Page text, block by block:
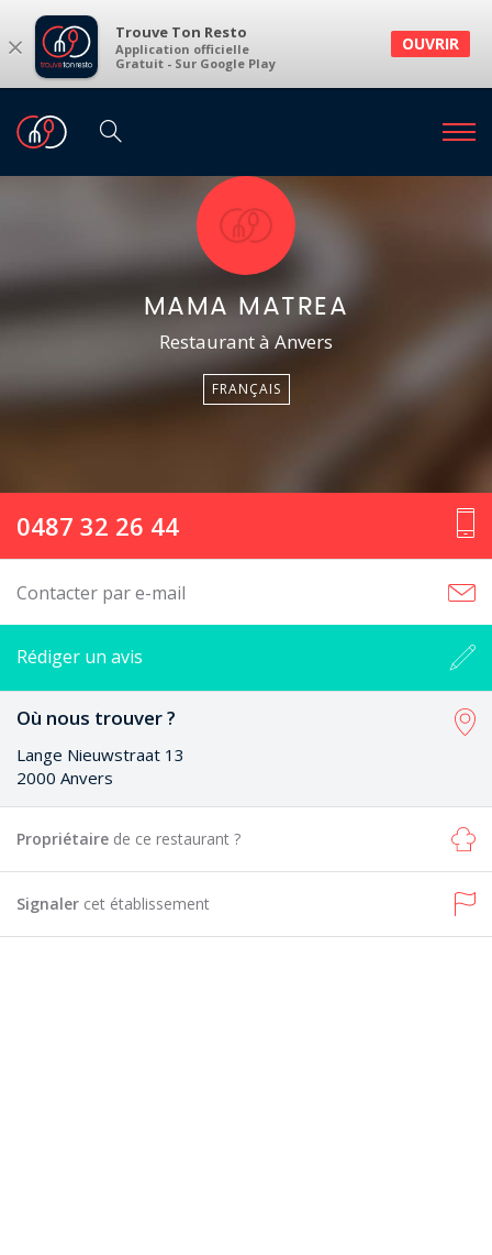
× Trouve Ton Resto
Application officielle
Gratuit - Sur Google Play
OUVRIR
MAMA MATREA
Restaurant à Anvers
FRANÇAIS
0487 32 26 44
Contacter par e-mail
Rédiger un avis
Où nous trouver ?
Lange Nieuwstraat 13
2000 Anvers
Propriétaire de ce restaurant ?
Signaler cet établissement